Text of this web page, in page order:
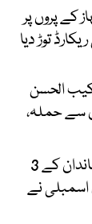
کے پروں پر
توڑ دیا
الحسن
سے حملہ،
خضدار: رشتے سے انکار پر خاندان کے 3
اسمبلی نے